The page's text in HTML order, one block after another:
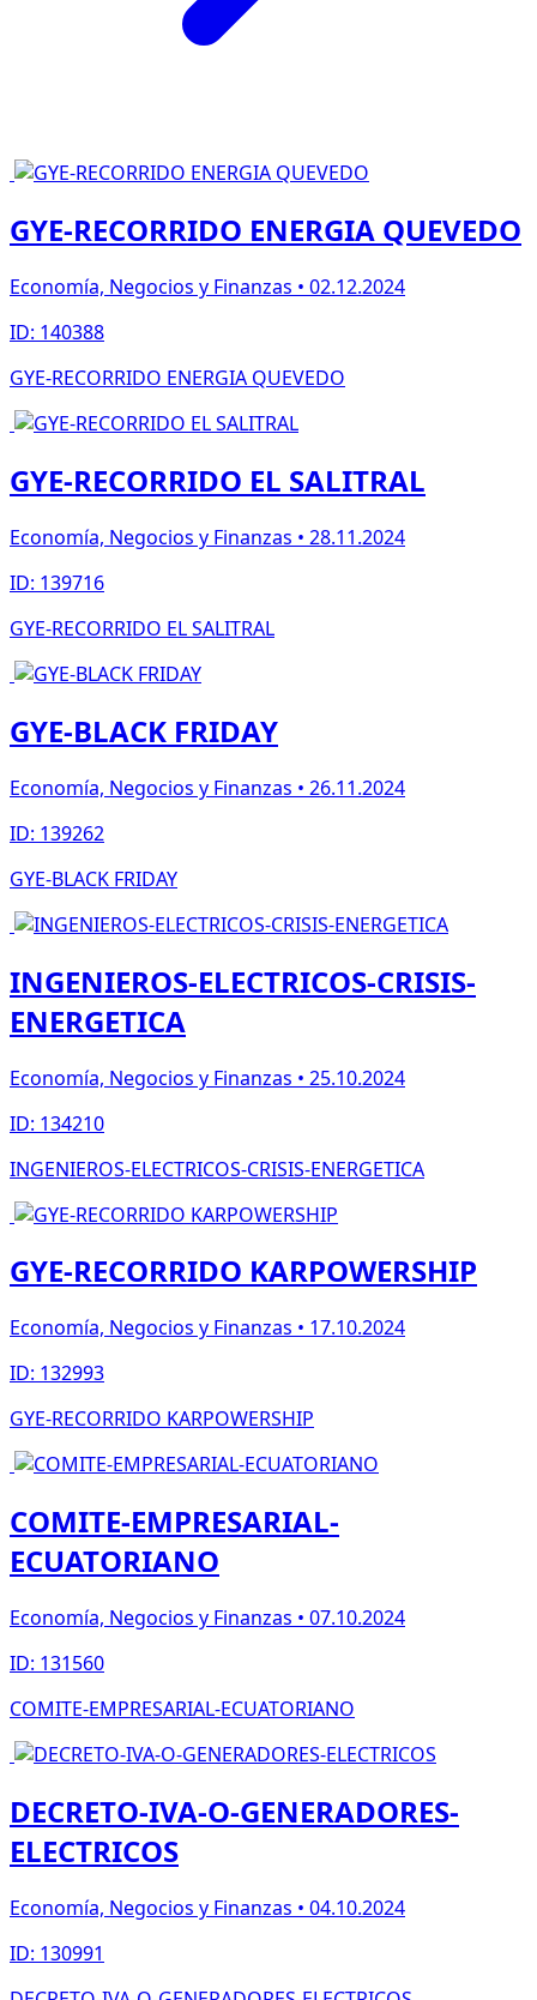
GYE-RECORRIDO ENERGIA QUEVEDO
Economía, Negocios y Finanzas • 02.12.2024
ID: 140388
GYE-RECORRIDO ENERGIA QUEVEDO
GYE-RECORRIDO EL SALITRAL
Economía, Negocios y Finanzas • 28.11.2024
ID: 139716
GYE-RECORRIDO EL SALITRAL
GYE-BLACK FRIDAY
Economía, Negocios y Finanzas • 26.11.2024
ID: 139262
GYE-BLACK FRIDAY
INGENIEROS-ELECTRICOS-CRISIS-
ENERGETICA
Economía, Negocios y Finanzas • 25.10.2024
ID: 134210
INGENIEROS-ELECTRICOS-CRISIS-ENERGETICA
GYE-RECORRIDO KARPOWERSHIP
Economía, Negocios y Finanzas • 17.10.2024
ID: 132993
GYE-RECORRIDO KARPOWERSHIP
COMITE-EMPRESARIAL-
ECUATORIANO
Economía, Negocios y Finanzas • 07.10.2024
ID: 131560
COMITE-EMPRESARIAL-ECUATORIANO
DECRETO-IVA-O-GENERADORES-
ELECTRICOS
Economía, Negocios y Finanzas • 04.10.2024
ID: 130991